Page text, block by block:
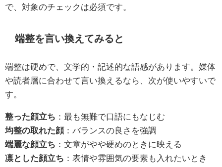
で、対象のチェックは必須です。
端整を言い換えてみると
端整は硬めで、文学的・記述的な語感があります。媒体
や読者層に合わせて言い換えるなら、次が使いやすいで
す。
整った顔立ち ：最も無難で口語にもなじむ
均整の取れた顔：バランスの良さを強調
端麗な顔立ち ：文章がやや硬めのときに映える
凛とした顔立ち ：表情や雰囲気の要素も入れたいとき